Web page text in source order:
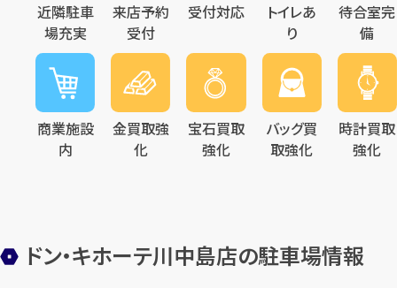
近隣駐車
場充実
来店予約
受付
受付対応
トイレあ
り
待合室完
備
商業施設
内
金買取強
化
宝石買取
強化
バッグ買
取強化
時計買取
強化
ドン・キホーテ川中島店の駐車場情報